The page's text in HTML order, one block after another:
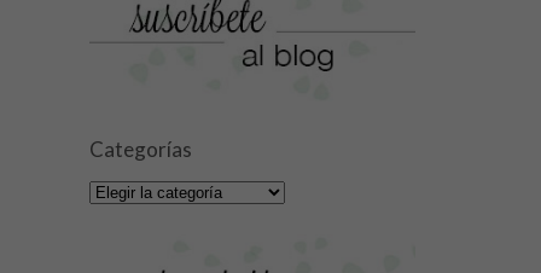
Categorías
Categorías